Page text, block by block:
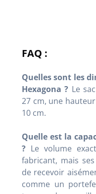
FAQ :
Quelles sont les
Hexagona ? Le
27 cm, une
10 cm.
Quelle est la
? Le volume
fabricant, mais
de recevoir
comme un